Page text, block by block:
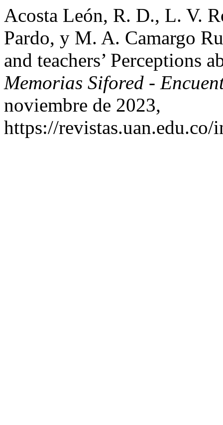
Acosta León, R. D., L. V.
Pardo, y M. A. Camargo
and teachers’ Perceptions
Memorias Sifored -
noviembre de 2023,
https://